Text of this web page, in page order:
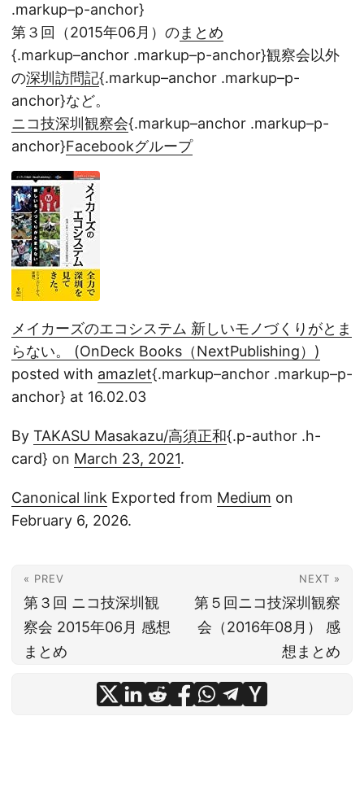
.markup–p-anchor}
第３回（2015年06月）のまとめ
{.markup–anchor .markup–p-anchor}観察会以外
の深圳訪問記{.markup–anchor .markup–p-
anchor}など。
ニコ技深圳観察会{.markup–anchor .markup–p-
anchor}Facebookグループ
メイカーズのエコシステム 新しいモノづくりがとま
らない。 (OnDeck Books（NextPublishing）)
posted with amazlet{.markup–anchor .markup–p-
anchor} at 16.02.03
By TAKASU Masakazu/高須正和{.p-author .h-
card} on March 23, 2021.
Canonical link Exported from Medium on
February 6, 2026.
« PREV
第３回 ニコ技深圳観
察会 2015年06月 感想
まとめ
NEXT »
第５回ニコ技深圳観察
会（2016年08月） 感
想まとめ